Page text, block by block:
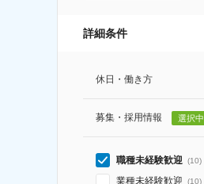
詳細条件
休日・働き方
募集・採用情報 選択中
職種未経験歓迎 (10)
業種未経験歓迎 (10)